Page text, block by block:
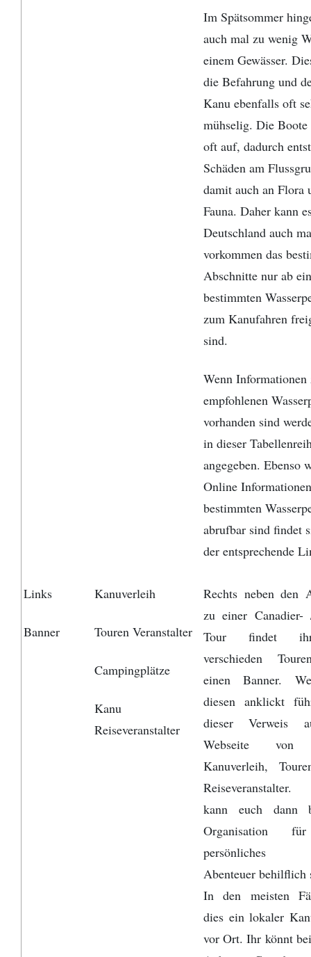
Im Spätsommer
auch mal zu wenig
einem Gewässer.
die Befahrung und
Kanu ebenfalls oft
mühselig. Die Boote
oft auf, dadurch
Schäden am
damit auch an Flora
Fauna. Daher kann
Deutschland auch
vorkommen das
Abschnitte nur ab
bestimmten
zum Kanufahren
sind.
Wenn Informationen
empfohlenen
vorhanden sind
in dieser
angegeben. Ebenso
Online
bestimmten
abrufbar sind findet
der entsprechende
Links
Banner
Kanuverleih
Touren Veranstalter
Campingplätze
Kanu
Reiseveranstalter
Rechts neben den
zu einer
Tour findet
verschieden
einen Banner.
diesen anklickt
dieser Verweis
Webseite von
Kanuverleih,
kann euch dann
Organisation
persönliches
Abenteuer behilflich
In den meisten
dies ein lokaler
vor Ort. Ihr könnt